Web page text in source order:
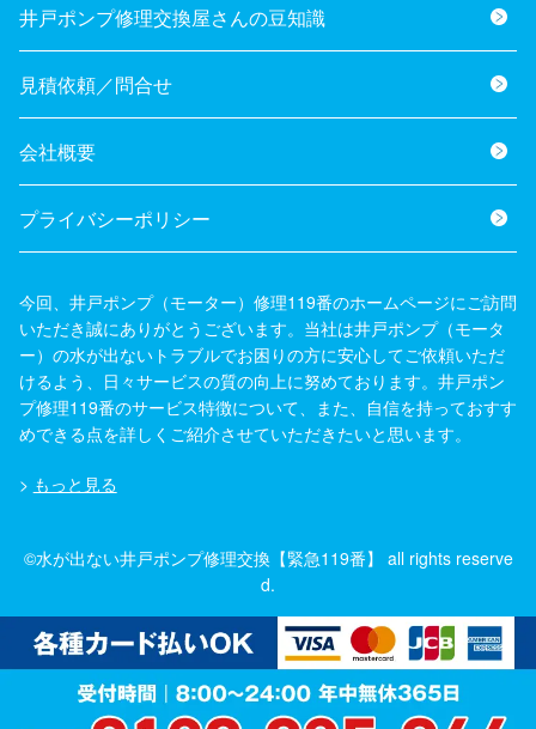
井戸ポンプ修理交換屋さんの豆知識
見積依頼／問合せ
会社概要
プライバシーポリシー
今回、井戸ポンプ（モーター）修理119番のホームページにご訪問
いただき誠にありがとうございます。当社は井戸ポンプ（モータ
ー）の水が出ないトラブルでお困りの方に安心してご依頼いただ
けるよう、日々サービスの質の向上に努めております。井戸ポン
プ修理119番のサービス特徴について、また、自信を持っておすす
めできる点を詳しくご紹介させていただきたいと思います。
> もっと見る
©水が出ない井戸ポンプ修理交換【緊急119番】 all rights reserve
d.